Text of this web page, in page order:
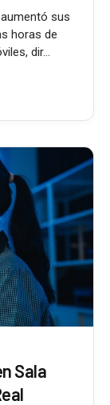
sus
horas de
dir...
Sala